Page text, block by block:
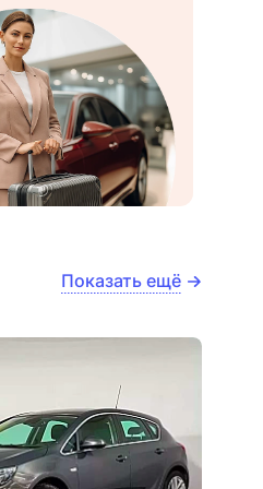
Показать ещё